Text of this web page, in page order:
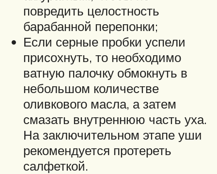
повредить целостность
барабанной перепонки;
Если серные пробки успели
присохнуть, то необходимо
ватную палочку обмокнуть в
небольшом количестве
оливкового масла, а затем
смазать внутреннюю часть уха.
На заключительном этапе уши
рекомендуется протереть
салфеткой.